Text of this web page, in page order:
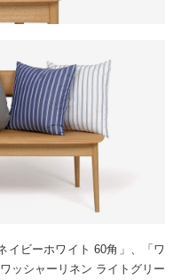
イビーホワイト 60角」、「ワ
ッシャーリネン ライトグリー